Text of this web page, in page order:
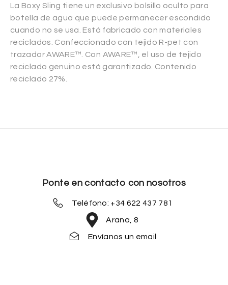
La Boxy Sling tiene un exclusivo bolsillo oculto para
botella de agua que puede permanecer escondido
cuando no se usa. Está fabricado con materiales
reciclados. Confeccionado con tejido R-pet con
trazador AWARE™. Con AWARE™, el uso de tejido
reciclado genuino está garantizado. Contenido
reciclado 27%.
Ponte en contacto con nosotros
Teléfono: +34 622 437 781
Arana, 8
Envíanos un email